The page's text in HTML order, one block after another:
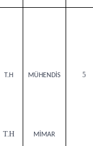
T.H
T.H
MÜHENDİS
MİMAR
5